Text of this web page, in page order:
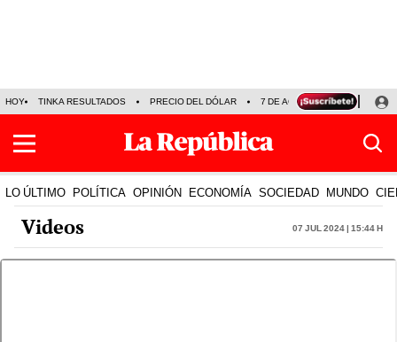
HOY TINKA RESULTADOS PRECIO DEL DÓLAR 7 DE AGOSTO OLLANTA
LO ÚLTIMO POLÍTICA OPINIÓN ECONOMÍA SOCIEDAD MUNDO
Videos 07 Jul 2024 | 15:44 h